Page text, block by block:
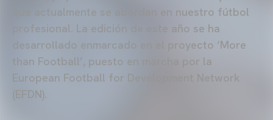
que actualmente se abordan en nuestro fútbol
profesional. La edición de este año se ha
desarrollado enmarcado en el proyecto ‘More
than Football’, puesto en marcha por la
European Football for Development Network
(EFDN).